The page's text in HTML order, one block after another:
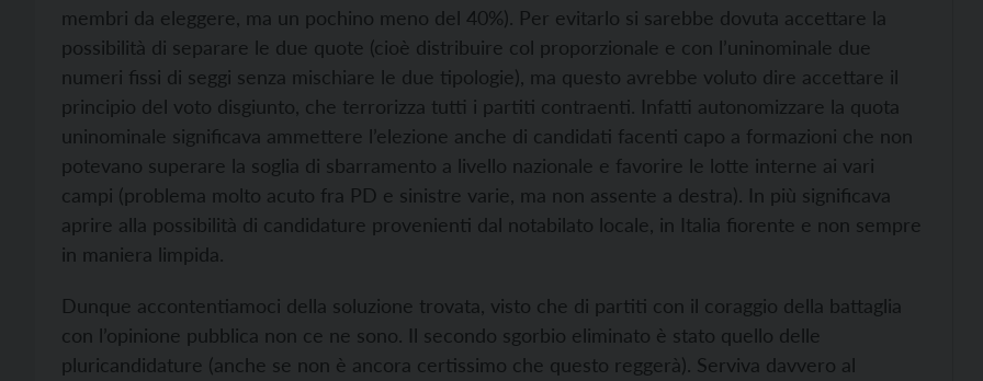
membri da eleggere, ma un pochino meno del 40%). Per evitarlo si sarebbe dovuta accettare la
possibilità di separare le due quote (cioè distribuire col proporzionale e con l’uninominale due
numeri fissi di seggi senza mischiare le due tipologie), ma questo avrebbe voluto dire accettare il
principio del voto disgiunto, che terrorizza tutti i partiti contraenti. Infatti autonomizzare la quota
uninominale significava ammettere l’elezione anche di candidati facenti capo a formazioni che non
potevano superare la soglia di sbarramento a livello nazionale e favorire le lotte interne ai vari
campi (problema molto acuto fra PD e sinistre varie, ma non assente a destra). In più significava
aprire alla possibilità di candidature provenienti dal notabilato locale, in Italia fiorente e non sempre
in maniera limpida.
Dunque accontentiamoci della soluzione trovata, visto che di partiti con il coraggio della battaglia
con l’opinione pubblica non ce ne sono. Il secondo sgorbio eliminato è stato quello delle
pluricandidature (anche se non è ancora certissimo che questo reggerà). Serviva davvero al